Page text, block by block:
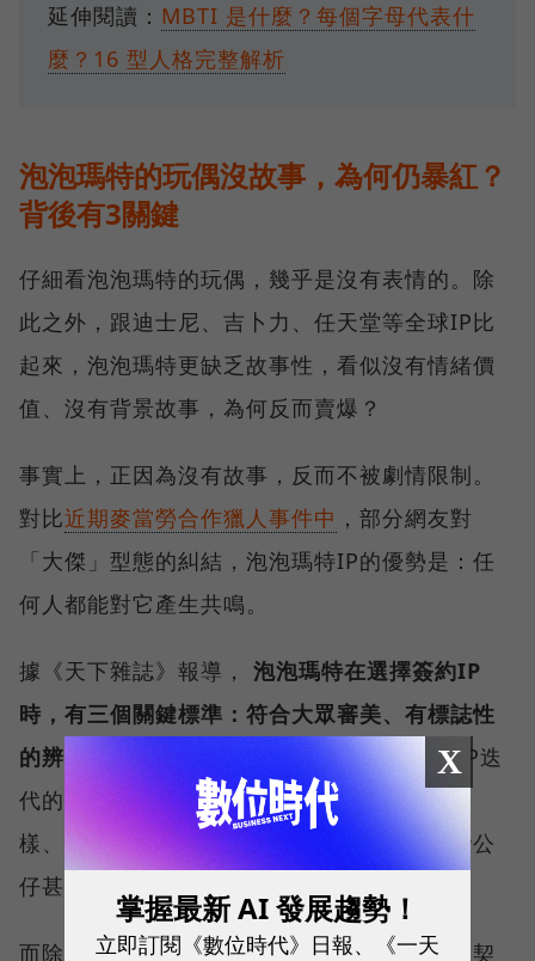
延伸閱讀： MBTI 是什麼？每個字母代表什
麼？16 型人格完整解析
泡泡瑪特的玩偶沒故事，為何仍暴紅？
背後有3關鍵
仔細看泡泡瑪特的玩偶，幾乎是沒有表情的。除
此之外，跟迪士尼、吉卜力、任天堂等全球IP比
起來，泡泡瑪特更缺乏故事性，看似沒有情緒價
值、沒有背景故事，為何反而賣爆？
事實上，正因為沒有故事，反而不被劇情限制。
對比近期麥當勞合作獵人事件中 ，部分網友對
「大傑」型態的糾結，泡泡瑪特IP的優勢是：任
何人都能對它產生共鳴。
據《天下雜誌》報導， 泡泡瑪特在選擇簽約IP
時，有三個關鍵標準：符合大眾審美、有標誌性
的辨識度，以及具備延伸性。
公司深知當代IP迭
代的速度快，因此頻繁推出外觀搶眼、變化多
樣、能夠與消費者產生情感共鳴的公仔，這些公
仔甚至比有複雜故事的IP更具市場競爭力。
而除了公司的商業模式成功之外，近年暴紅的契
X
掌握最新 AI 發展趨勢！
立即訂閱《數位時代》日報、《一天